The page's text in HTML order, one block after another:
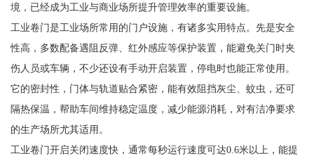
境，已经成为工业与商业场所提升管理效率的重要设施。
工业卷门是工业场所常用的门户设施，有诸多实用特点。先是安全
性高，多数配备遇阻反弹、红外感应等保护装置，能避免关门时夹
伤人员或车辆，不少还设有手动开启装置，停电时也能正常使用。
它的密封性，门体与轨道贴合紧密，能有效阻挡灰尘、蚊虫，还可
隔热保温，帮助车间维持稳定温度，减少能源消耗，对有洁净要求
的生产场所尤其适用。
工业卷门开启关闭速度快，通常每秒运行速度可达0.6米以上，能提